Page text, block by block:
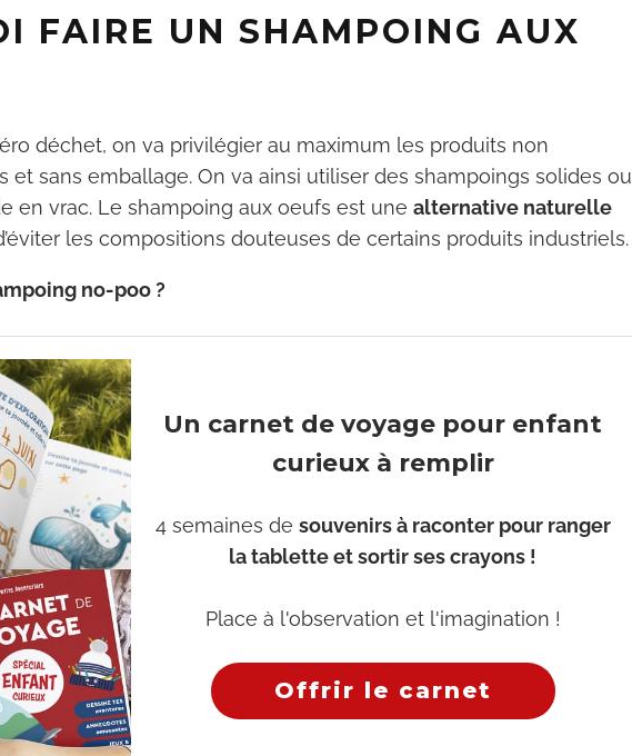
FAIRE UN SHAMPOING AUX
déchet, on va privilégier au maximum les produits non
et sans emballage. On va ainsi utiliser des shampoings solides ou
en vrac. Le shampoing aux oeufs est une alternative naturelle
les compositions douteuses de certains produits industriels.
no-poo ?
Un carnet de voyage pour enfant
curieux à remplir
4 semaines de souvenirs à raconter pour ranger
la tablette et sortir ses crayons !
Place à l'observation et l'imagination !
Offrir le carnet